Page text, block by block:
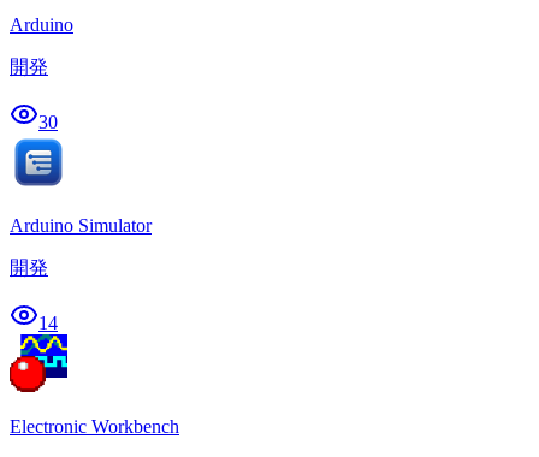
Arduino
開発
30
Arduino Simulator
開発
14
Electronic Workbench